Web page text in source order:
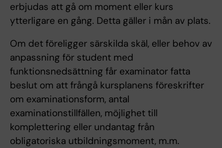
erbjudas att gå om moment eller kurs
ytterligare en gång. Detta gäller i mån av plats.
Om det föreligger särskilda skäl, eller behov av
anpassning för student med
funktionsnedsättning får examinator fatta
beslut om att frångå kursplanens föreskrifter
om examinationsform, antal
examinationstillfällen, möjlighet till
komplettering eller undantag från
obligatoriska utbildningsmoment, m.m.